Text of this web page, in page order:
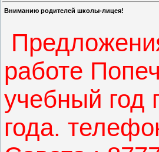
Вниманию родителей школы-лицея!
работе
учебный год
года.